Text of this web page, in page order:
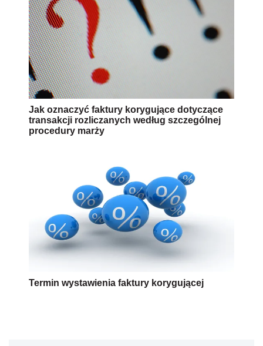
Jak oznaczyć faktury korygujące dotyczące
transakcji rozliczanych według szczególnej
procedury marży
Termin wystawienia faktury korygującej